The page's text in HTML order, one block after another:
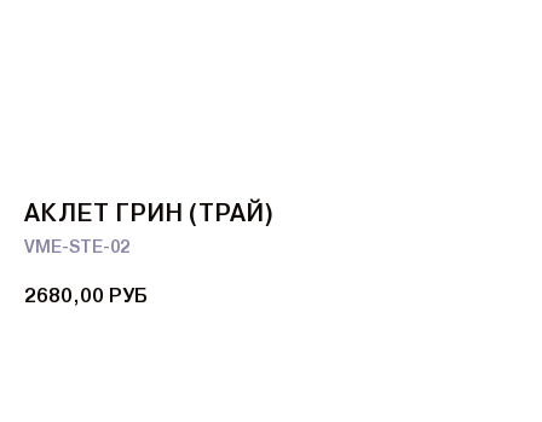
АКЛЕТ ГРИН (ТРАЙ)
VME-STE-02
2680,00 РУБ